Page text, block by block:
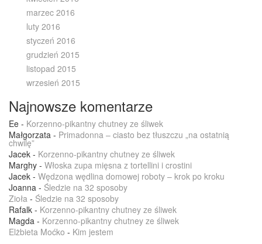
marzec 2016
luty 2016
styczeń 2016
grudzień 2015
listopad 2015
wrzesień 2015
Najnowsze komentarze
Ee - Korzenno-pikantny chutney ze śliwek
Małgorzata - Primadonna – ciasto bez tłuszczu „na ostatnią
chwilę”
Jacek - Korzenno-pikantny chutney ze śliwek
Marghy - Włoska zupa mięsna z tortellini i crostini
Jacek - Wędzona wędlina domowej roboty – krok po kroku
Joanna - Śledzie na 32 sposoby
Zioła - Śledzie na 32 sposoby
Rafalk - Korzenno-pikantny chutney ze śliwek
Magda - Korzenno-pikantny chutney ze śliwek
Elżbieta Moćko - Kim jestem